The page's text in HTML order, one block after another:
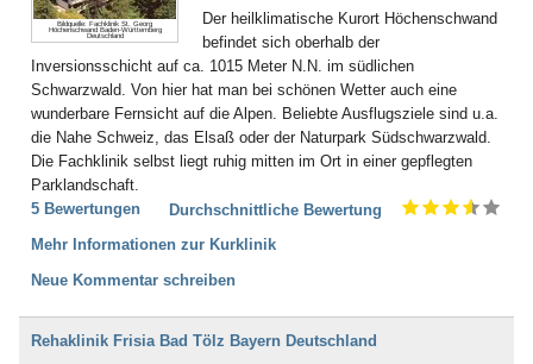
Bildquelle: Fachklinik St. Georg
Höchenschwand Baden-Württemberg
Deutschland
Der heilklimatische Kurort Höchenschwand
befindet sich oberhalb der
Inversionsschicht auf ca. 1015 Meter N.N. im südlichen
Schwarzwald. Von hier hat man bei schönen Wetter auch eine
wunderbare Fernsicht auf die Alpen. Beliebte Ausflugsziele sind u.a.
die Nahe Schweiz, das Elsaß oder der Naturpark Südschwarzwald.
Die Fachklinik selbst liegt ruhig mitten im Ort in einer gepflegten
Parklandschaft.
5 Bewertungen
Durchschnittliche Bewertung
Mehr Informationen zur Kurklinik
Neue Kommentar schreiben
Rehaklinik Frisia Bad Tölz Bayern Deutschland